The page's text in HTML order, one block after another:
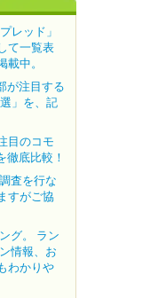
レッド」
て一覧表
中。
が注目する
」を、記
目のコモ
徹底比較！
査を行な
すがご協
グ。 ラン
情報、お
わかりや